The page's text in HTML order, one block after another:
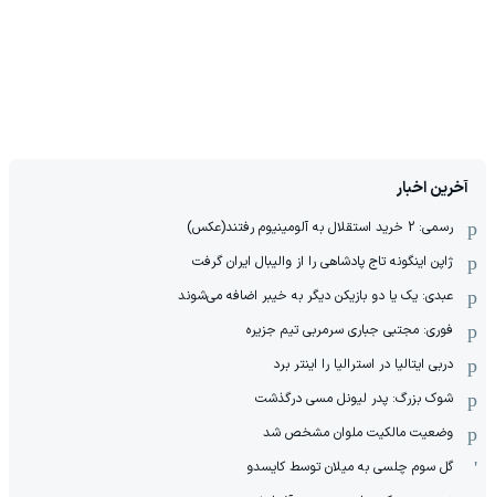
آخرین اخبار
رسمی: 2 خرید استقلال به آلومینیوم رفتند(عکس)
ژاپن اینگونه تاج پادشاهی را از والیبال ایران گرفت
عبدی: یک یا دو بازیکن دیگر به خیبر اضافه می‌شوند
فوری: مجتبی جباری سرمربی تیم جزیره
دربی ایتالیا در استرالیا را اینتر برد
شوک بزرگ: پدر لیونل مسی درگذشت
وضعیت مالکیت ملوان مشخص شد
گل سوم چلسی به میلان توسط کایسدو